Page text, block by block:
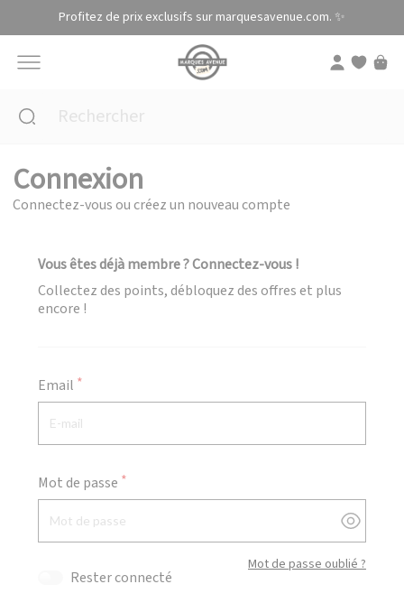
Profitez de prix exclusifs sur marquesavenue.com. ✨
Connexion
Connectez-vous ou créez un nouveau compte
Vous êtes déjà membre ? Connectez-vous !
Collectez des points, débloquez des offres et plus
encore !
Email
Mot de passe
Afficher/
Mot de passe oublié ?
Rester connecté
Panneau de gestion des cookies